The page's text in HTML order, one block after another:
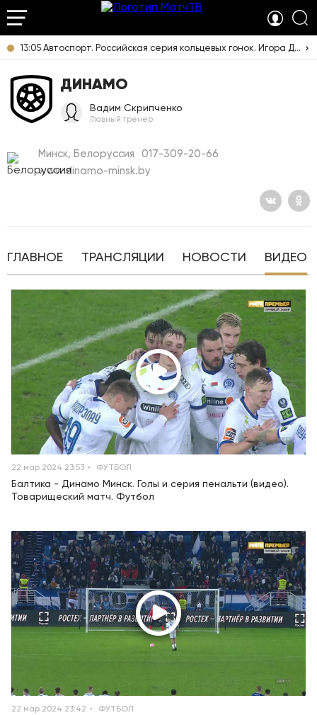
13:05 Автоспорт. Российская серия кольцевых гонок. Игора Драйв. SMP GT4. Прямая трансляция из Ленинградской области
ДИНАМО
Вадим Скрипченко
Главный тренер
Минск, Белоруссия
017-309-20-66
www.dinamo-minsk.by
ГЛАВНОЕ ТРАНСЛЯЦИИ НОВОСТИ ВИДЕО
22 мар 2024 23:53 ФУТБОЛ
Балтика - Динамо Минск. Голы и серия пенальти (видео).
Товарищеский матч. Футбол
22 мар 2024 23:42 ФУТБОЛ